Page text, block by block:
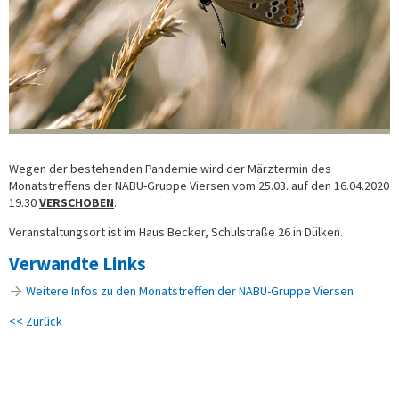
Wegen der bestehenden Pandemie wird der Märztermin des
Monatstreffens der NABU-Gruppe Viersen vom 25.03. auf den 16.04.2020
19.30VERSCHOBEN.
Veranstaltungsort ist im Haus Becker, Schulstraße 26 in Dülken.
Verwandte Links
Weitere Infos zu den Monatstreffen der NABU-Gruppe Viersen
<< Zurück